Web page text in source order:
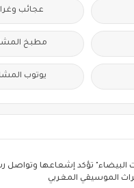
عجائب
مطبخ
يوتوب
البيضاء" تؤكد إشعاعها وتواصل
الموسيقي المغربي